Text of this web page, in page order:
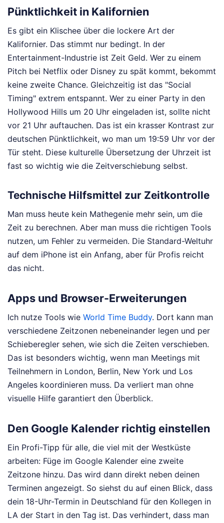
Pünktlichkeit in Kalifornien
Es gibt ein Klischee über die lockere Art der
Kalifornier. Das stimmt nur bedingt. In der
Entertainment-Industrie ist Zeit Geld. Wer zu einem
Pitch bei Netflix oder Disney zu spät kommt, bekommt
keine zweite Chance. Gleichzeitig ist das "Social
Timing" extrem entspannt. Wer zu einer Party in den
Hollywood Hills um 20 Uhr eingeladen ist, sollte nicht
vor 21 Uhr auftauchen. Das ist ein krasser Kontrast zur
deutschen Pünktlichkeit, wo man um 19:59 Uhr vor der
Tür steht. Diese kulturelle Übersetzung der Uhrzeit ist
fast so wichtig wie die Zeitverschiebung selbst.
Technische Hilfsmittel zur Zeitkontrolle
Man muss heute kein Mathegenie mehr sein, um die
Zeit zu berechnen. Aber man muss die richtigen Tools
nutzen, um Fehler zu vermeiden. Die Standard-Weltuhr
auf dem iPhone ist ein Anfang, aber für Profis reicht
das nicht.
Apps und Browser-Erweiterungen
Ich nutze Tools wie World Time Buddy. Dort kann man
verschiedene Zeitzonen nebeneinander legen und per
Schieberegler sehen, wie sich die Zeiten verschieben.
Das ist besonders wichtig, wenn man Meetings mit
Teilnehmern in London, Berlin, New York und Los
Angeles koordinieren muss. Da verliert man ohne
visuelle Hilfe garantiert den Überblick.
Den Google Kalender richtig einstellen
Ein Profi-Tipp für alle, die viel mit der Westküste
arbeiten: Füge im Google Kalender eine zweite
Zeitzone hinzu. Das wird dann direkt neben deinen
Terminen angezeigt. So siehst du auf einen Blick, dass
dein 18-Uhr-Termin in Deutschland für den Kollegen in
LA der Start in den Tag ist. Das verhindert, dass man